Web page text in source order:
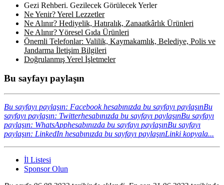
Gezi Rehberi. Gezilecek Görülecek Yerler
Ne Yenir? Yerel Lezzetler
Ne Alınır? Hediyelik, Hatıralık, Zanaatkârlık Ürünleri
Ne Alınır? Yöresel Gıda Ürünleri
Önemli Telefonlar: Valilik, Kaymakamlık, Belediye, Polis ve
Jandarma İletişim Bilgileri
Doğrulanmış Yerel İşletmeler
Bu sayfayı paylaşın
Bu sayfayı paylaşın: Facebook hesabınızda bu sayfayı paylaşınBu
sayfayı paylaşın: Twitterhesabınızda bu sayfayı paylaşınBu sayfayı
paylaşın: WhatsApphesabınızda bu sayfayı paylaşınBu sayfayı
paylaşın: LinkedIn hesabınızda bu sayfayı paylaşınLinki kopyala...
İl Listesi
Sponsor Olun